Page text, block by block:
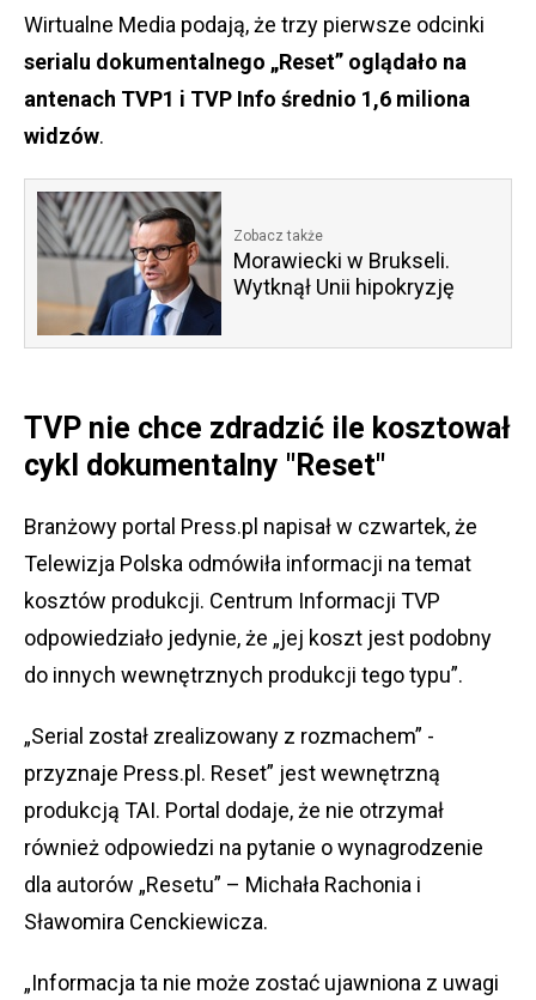
Wirtualne Media podają, że trzy pierwsze odcinki
serialu dokumentalnego „Reset” oglądało na
antenach TVP1 i TVP Info średnio 1,6 miliona
widzów.
Zobacz także
Morawiecki w Brukseli.
Wytknął Unii hipokryzję
TVP nie chce zdradzić ile kosztował
cykl dokumentalny "Reset"
Branżowy portal Press.pl napisał w czwartek, że
Telewizja Polska odmówiła informacji na temat
kosztów produkcji. Centrum Informacji TVP
odpowiedziało jedynie, że „jej koszt jest podobny
do innych wewnętrznych produkcji tego typu”.
„Serial został zrealizowany z rozmachem” -
przyznaje Press.pl. Reset” jest wewnętrzną
produkcją TAI. Portal dodaje, że nie otrzymał
również odpowiedzi na pytanie o wynagrodzenie
dla autorów „Resetu” – Michała Rachonia i
Sławomira Cenckiewicza.
„Informacja ta nie może zostać ujawniona z uwagi